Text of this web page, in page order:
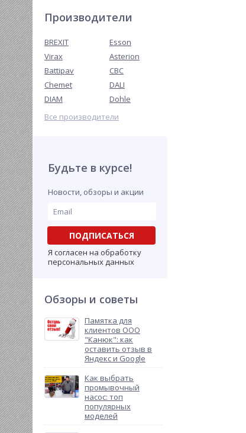
Производители
BREXIT
Esson
Virax
Asterion
Battipav
CBC
Chemet
DALI
DIAM
Dohle
Все производители
Будьте в курсе!
Новости, обзоры и акции
ПОДПИСАТЬСЯ
Я согласен на обработку
персональных данных
Обзоры и советы
Памятка для
клиентов ООО
"Канюк": как
оставить отзыв в
Яндекс и Google
Как выбрать
промывочный
насос: топ
популярных
моделей